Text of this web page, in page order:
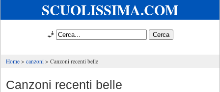
SCUOLISSIMA.COM
🧞
Home canzoni Canzoni recenti belle
Canzoni recenti belle